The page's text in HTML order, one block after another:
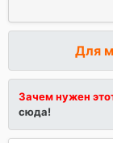
Для
Зачем нужен
сюда!